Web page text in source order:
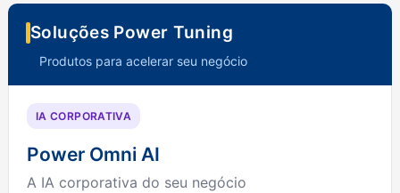
Soluções Power Tuning
Produtos para acelerar seu negócio
IA CORPORATIVA
Power Omni AI
A IA corporativa do seu negócio